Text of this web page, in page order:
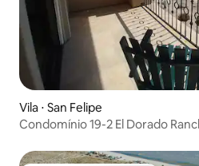
Vila ⋅ San Felipe
Condomínio 19-2 El Dorado